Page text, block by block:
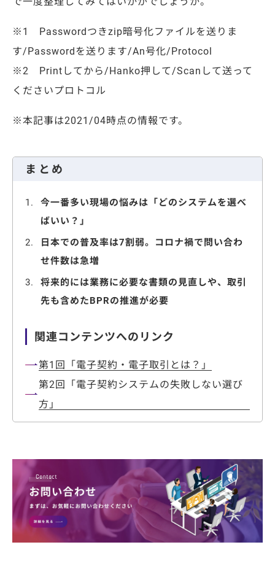
※1 Passwordつきzip暗号化ファイルを送りま
す/Passwordを送ります/An号化/Protocol
※2 Printしてから/Hanko押して/Scanして送って
くださいプロトコル
※本記事は2021/04時点の情報です。
まとめ
今一番多い現場の悩みは「どのシステムを選べ
ばいい？」
日本での普及率は7割弱。コロナ禍で問い合わ
せ件数は急増
将来的には業務に必要な書類の見直しや、取引
先も含めたBPRの推進が必要
関連コンテンツへのリンク
第1回「電子契約・電子取引とは？」
第2回「電子契約システムの失敗しない選び
方」